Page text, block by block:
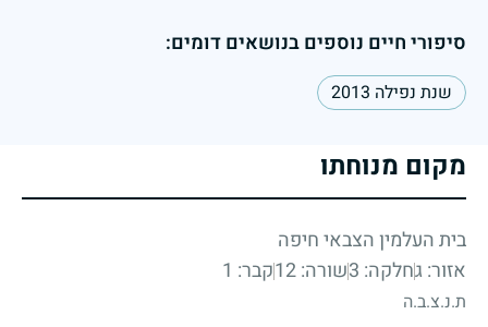
סיפורי חיים נוספים בנושאים דומים:
שנת נפילה 2013
מקום מנוחתו
בית העלמין הצבאי חיפה
אזור: גחלקה: 3 שורה: 12 קבר: 1
ת.נ.צ.ב.ה